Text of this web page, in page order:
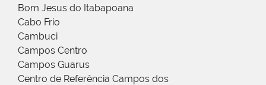
Bom Jesus do Itabapoana
Cabo Frio
Cambuci
Campos Centro
Campos Guarus
Centro de Referência Campos dos